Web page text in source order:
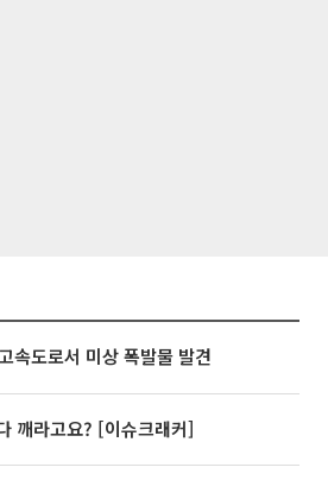
속도로서 미상 폭발물 발견
깨라고요? [이슈크래커]